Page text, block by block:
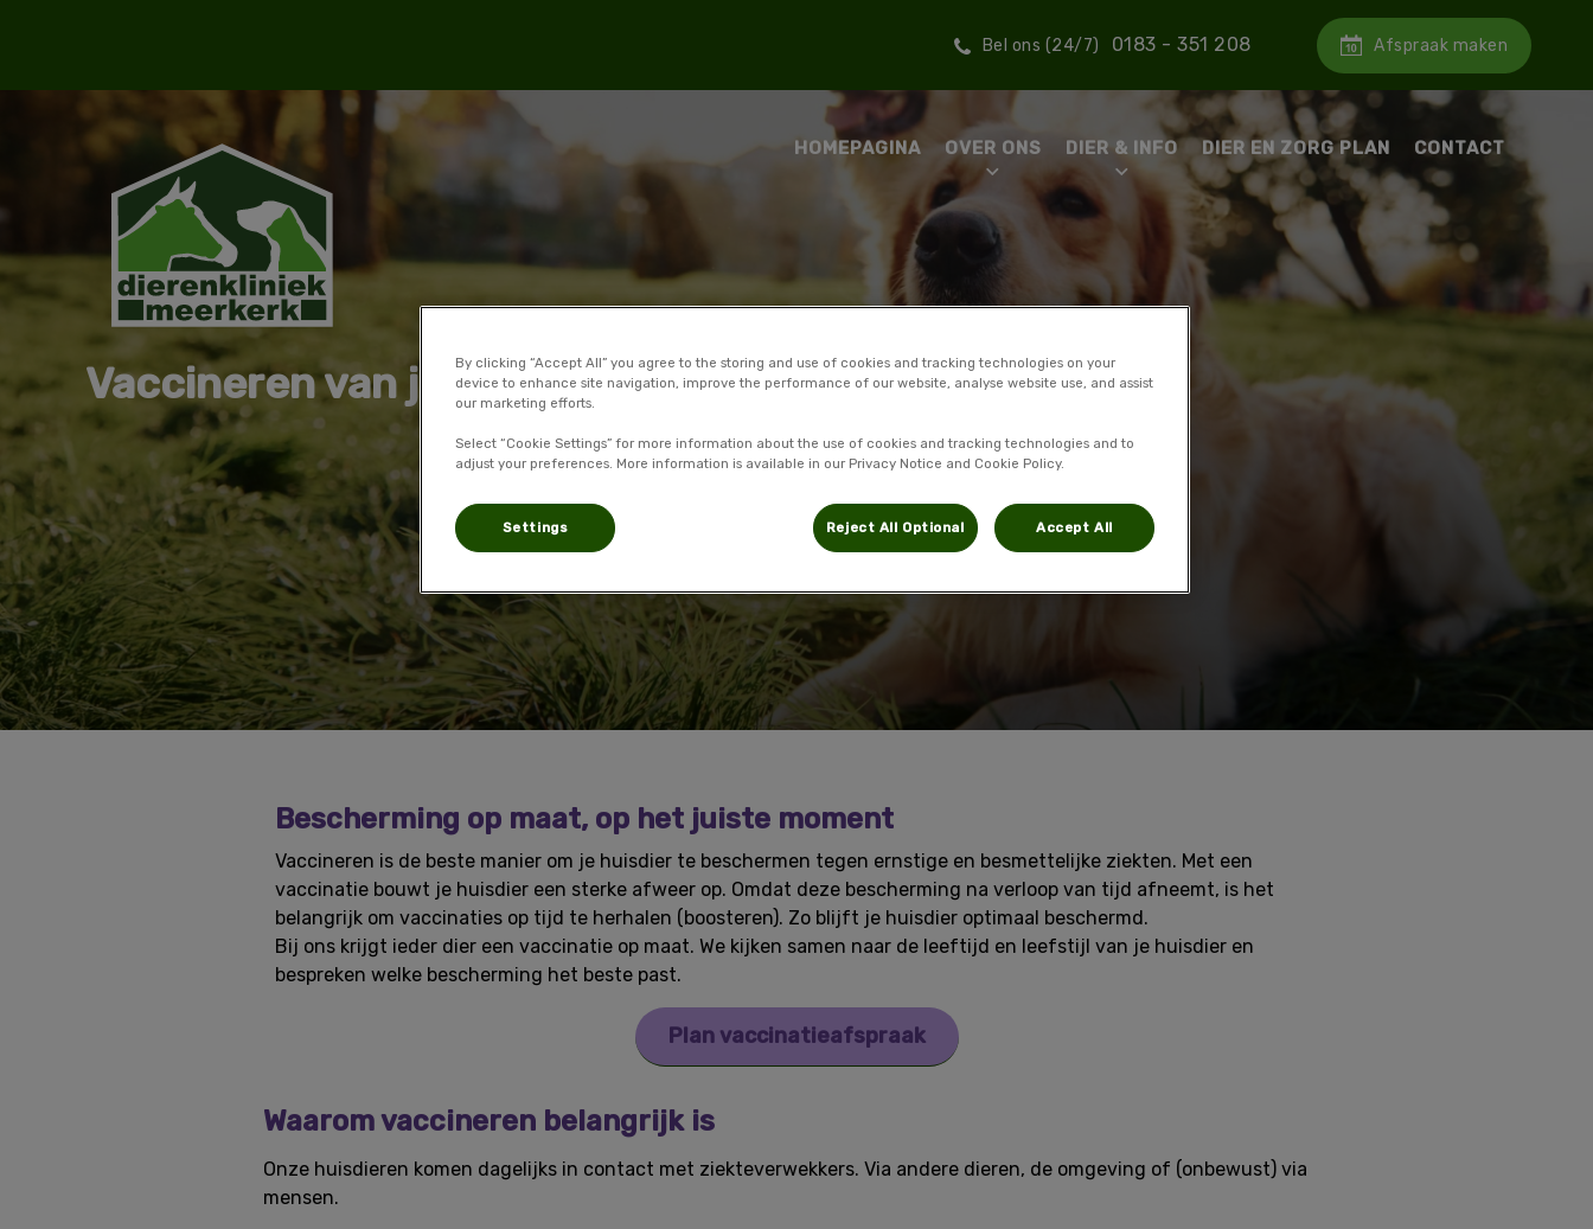
Bel ons (24/7) 0183 - 351 208 Afspraak maken
Homepage Dierenkliniek Meerkerk
HOMEPAGINA OVER ONS DIER & INFO DIER EN ZORG PLAN CONTACT
Vaccineren van je huisdier
Bescherming op maat, op het juiste moment
Vaccineren is de beste manier om je huisdier te beschermen tegen ernstige en besmettelijke ziekten. Met een
vaccinatie bouwt je huisdier een sterke afweer op. Omdat deze bescherming na verloop van tijd afneemt, is het
belangrijk om vaccinaties op tijd te herhalen (boosteren). Zo blijft je huisdier optimaal beschermd.
Bij ons krijgt ieder dier een vaccinatie op maat. We kijken samen naar de leeftijd en leefstijl van je huisdier en
bespreken welke bescherming het beste past.
Plan vaccinatieafspraak
Waarom vaccineren belangrijk is
Onze huisdieren komen dagelijks in contact met ziekteverwekkers. Via andere dieren, de omgeving of (onbewust) via
mensen.
By clicking “Accept All” you agree to the storing and use of cookies and tracking technologies on your
device to enhance site navigation, improve the performance of our website, analyse website use, and assist
our marketing efforts.
Select “Cookie Settings” for more information about the use of cookies and tracking technologies and to
adjust your preferences. More information is available in our Privacy Notice and Cookie Policy.
Settings Reject All Optional Accept All